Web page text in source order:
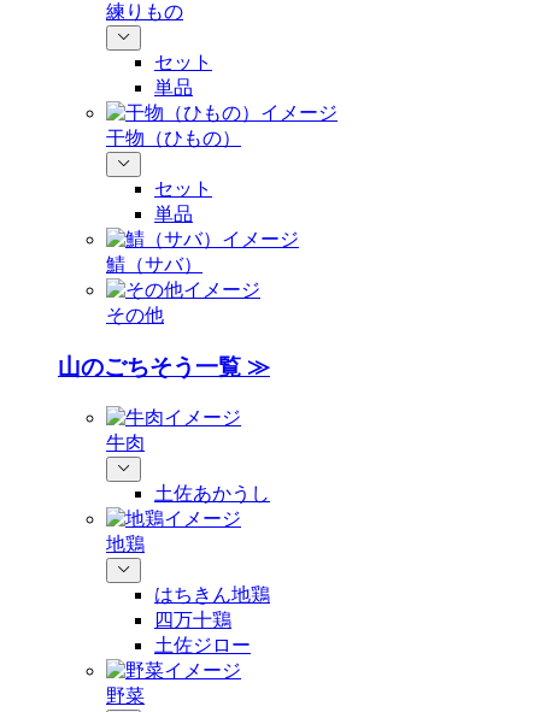
練りもの
セット
単品
干物（ひもの）
セット
単品
鯖（サバ）
その他
山のごちそう一覧 ≫
牛肉
土佐あかうし
地鶏
はちきん地鶏
四万十鶏
土佐ジロー
野菜